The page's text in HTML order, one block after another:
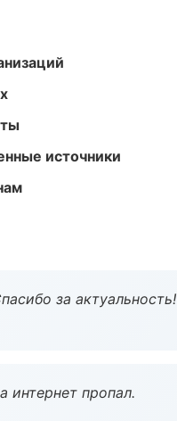
источники
за актуальность!
интернет пропал.